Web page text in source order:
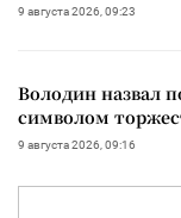
9 августа 2026, 09:23
Володин назвал
символом
9 августа 2026, 09:16